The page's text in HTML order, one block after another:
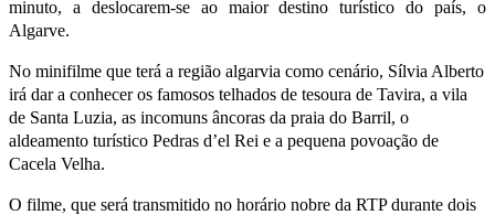
minuto, a deslocarem-se ao maior destino turístico do país, o
Algarve.
No minifilme que terá a região algarvia como cenário, Sílvia Alberto
irá dar a conhecer os famosos telhados de tesoura de Tavira, a vila
de Santa Luzia, as incomuns âncoras da praia do Barril, o
aldeamento turístico Pedras d’el Rei e a pequena povoação de
Cacela Velha.
O filme, que será transmitido no horário nobre da RTP durante dois